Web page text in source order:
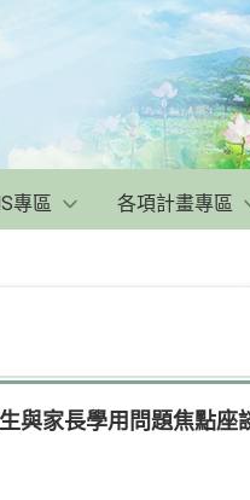
專區 各項計畫專區
與家長學用問題焦點座